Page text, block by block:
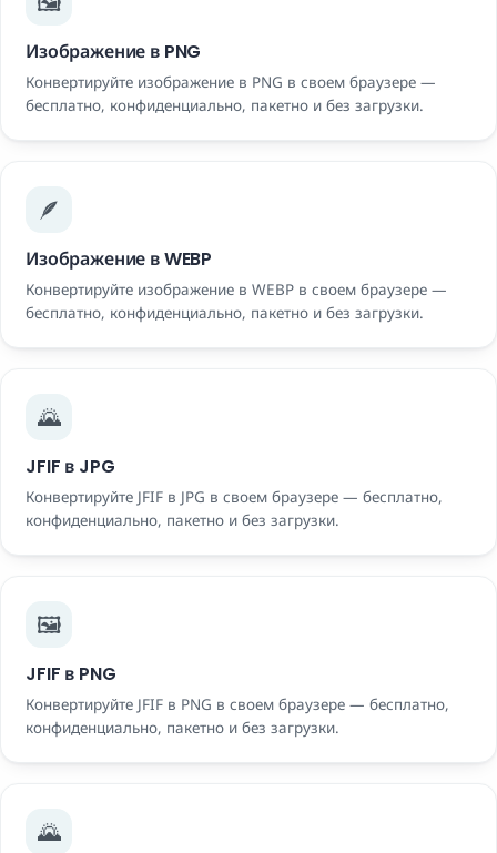
Изображение в PNG
Конвертируйте изображение в PNG в своем браузере —
бесплатно, конфиденциально, пакетно и без загрузки.
🪶
Изображение в WEBP
Конвертируйте изображение в WEBP в своем браузере —
бесплатно, конфиденциально, пакетно и без загрузки.
🌄
JFIF в JPG
Конвертируйте JFIF в JPG в своем браузере — бесплатно,
конфиденциально, пакетно и без загрузки.
🖼️
JFIF в PNG
Конвертируйте JFIF в PNG в своем браузере — бесплатно,
конфиденциально, пакетно и без загрузки.
🌄